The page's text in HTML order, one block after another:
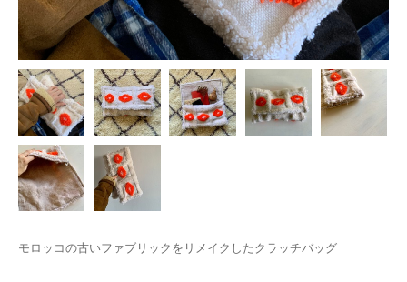
モロッコの古いファブリックをリメイクしたクラッチバッグ